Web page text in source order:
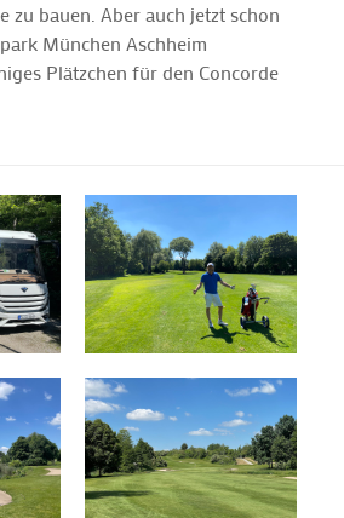
zu bauen. Aber auch jetzt schon
München Aschheim
Plätzchen für den Concorde